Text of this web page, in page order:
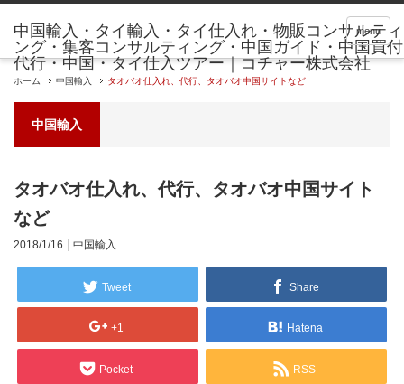
menu
ホーム 中国輸入 タオバオ仕入れ、代行、タオバオ中国サイトなど
中国輸入
タオバオ仕入れ、代行、タオバオ中国サイト
など
2018/1/16 中国輸入
Tweet Share
+1 Hatena
Pocket RSS